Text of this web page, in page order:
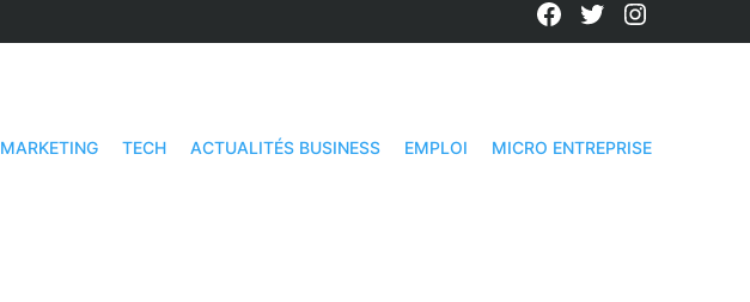
Facebook
Twitter
MARKETING TECH ACTUALITÉS BUSINESS EMPLOI MICRO ENTREPRISE